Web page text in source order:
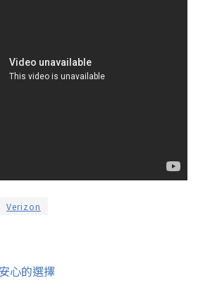
Verizon
心的選擇